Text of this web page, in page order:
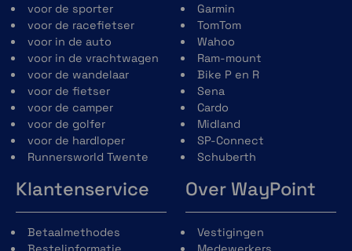
voor de sporter
voor de racefietser
voor in de auto
voor in de vrachtwagen
voor de wandelaar
voor de fietser
voor de camper
voor de golfer
voor de hardloper
Runnersworld Twente
Garmin
TomTom
Wahoo
Ram-mount
Bike P en R
Sena
Cardo
Midland
SP-Connect
Schuberth
Klantenservice
Betaalmethodes
Over WayPoint
Vestigingen